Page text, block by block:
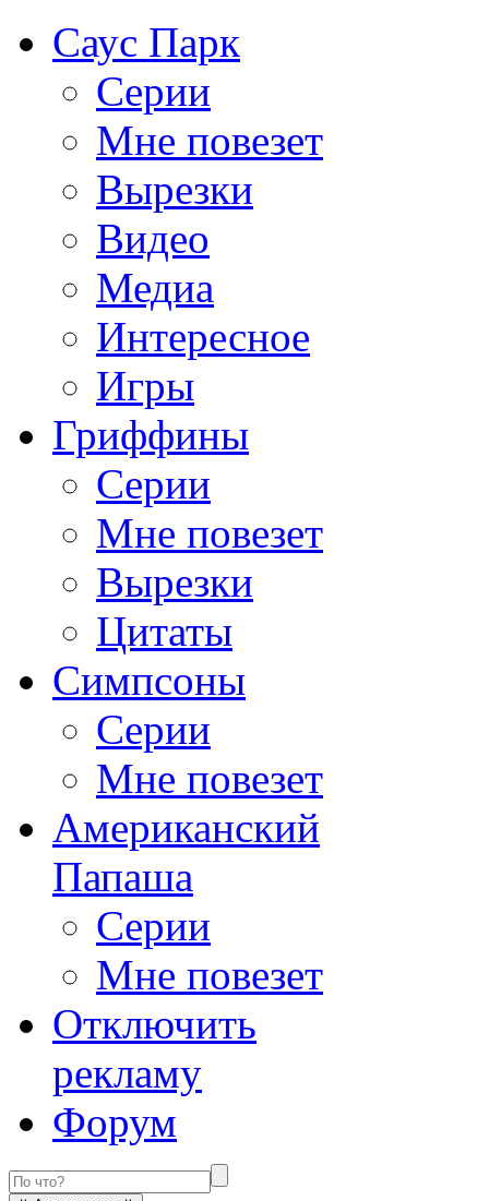
Саус Парк
Серии
Мне повезет
Вырезки
Видео
Медиа
Интересное
Игры
Гриффины
Серии
Мне повезет
Вырезки
Цитаты
Симпсоны
Серии
Мне повезет
Американский
Папаша
Серии
Мне повезет
Отключить
рекламу
Форум